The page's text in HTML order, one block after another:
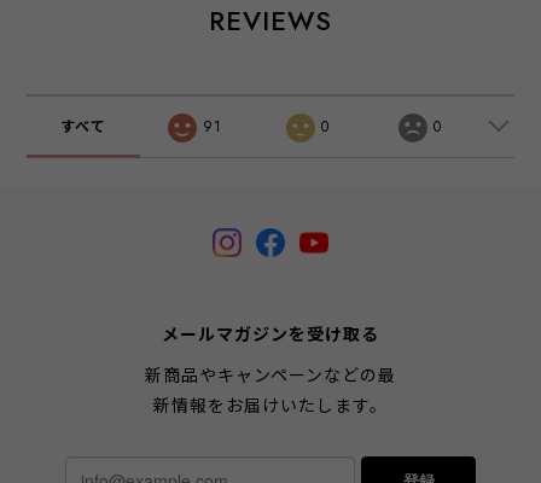
REVIEWS
すべて 91 0 0
メールマガジンを受け取る
新商品やキャンペーンなどの最
新情報をお届けいたします。